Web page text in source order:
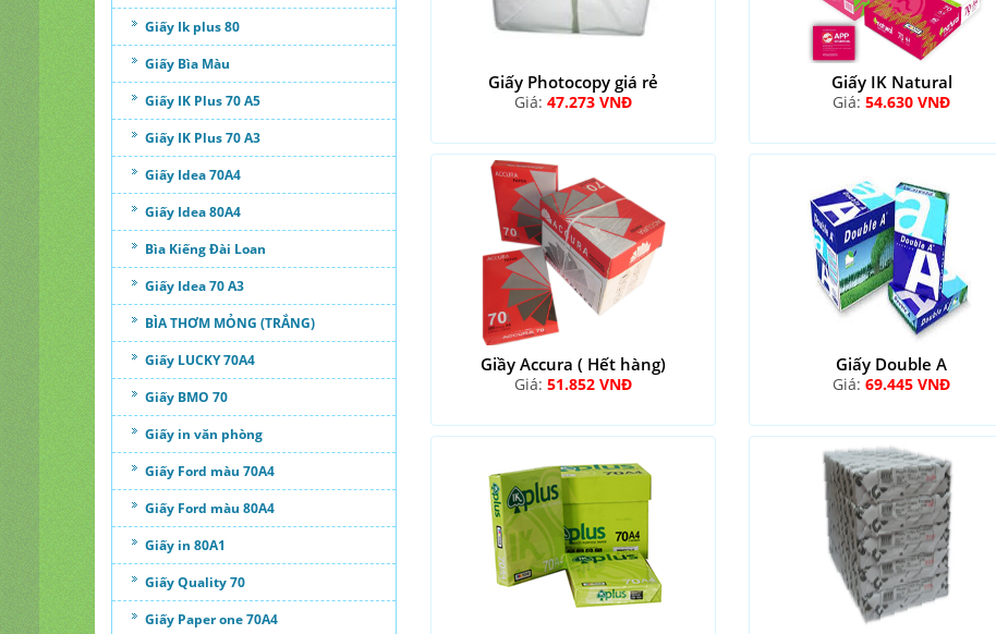
Giấy Ik plus 80
Giấy Bìa Màu
Giấy IK Plus 70 A5
Giấy IK Plus 70 A3
Giấy Idea 70A4
Giấy Idea 80A4
Bìa Kiếng Đài Loan
Giấy Idea 70 A3
BÌA THƠM MỎNG (TRẮNG)
Giấy LUCKY 70A4
Giấy BMO 70
Giấy in văn phòng
Giấy Ford màu 70A4
Giấy Ford màu 80A4
Giấy in 80A1
Giấy Quality 70
Giấy Paper one 70A4
Giấy Photocopy giá rẻ
Giá: 47.273 VNĐ
Giấy IK Natural
Giá:54.630 VNĐ
Giầy Accura ( Hết hàng)
Giá: 51.852 VNĐ
Giấy Double A
Giá:69.445 VNĐ